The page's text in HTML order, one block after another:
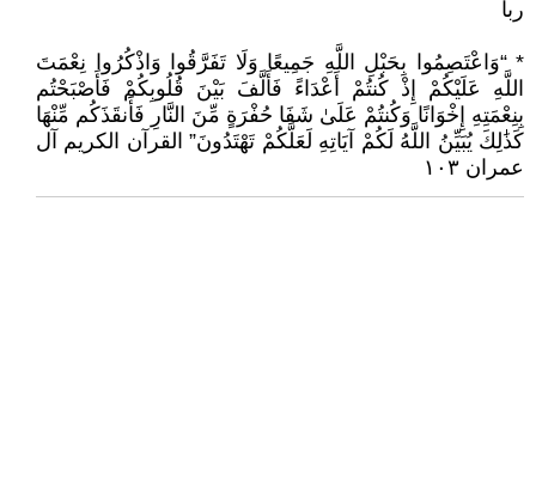
ربا
* “وَاعْتَصِمُوا بِحَبْلِ اللَّهِ جَمِيعًا وَلَا تَفَرَّقُوا وَاذْكُرُوا نِعْمَتَ
اللَّهِ عَلَيْكُمْ إِذْ كُنتُمْ أَعْدَاءً فَأَلَّفَ بَيْنَ قُلُوبِكُمْ فَأَصْبَحْتُم
بِنِعْمَتِهِ إِخْوَانًا وَكُنتُمْ عَلَىٰ شَفَا حُفْرَةٍ مِّنَ النَّارِ فَأَنقَذَكُم مِّنْهَا
كَذَٰلِكَ يُبَيِّنُ اللَّهُ لَكُمْ آيَاتِهِ لَعَلَّكُمْ تَهْتَدُونَ” القرآن الكريم آل
عمران ١٠٣